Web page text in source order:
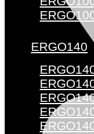
ERGO140